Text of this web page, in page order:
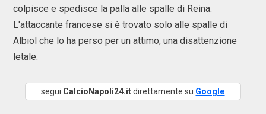
colpisce e spedisce la palla alle spalle di Reina.
L'attaccante francese si è trovato solo alle spalle di
Albiol che lo ha perso per un attimo, una disattenzione
letale.
segui CalcioNapoli24.itdirettamente su Google